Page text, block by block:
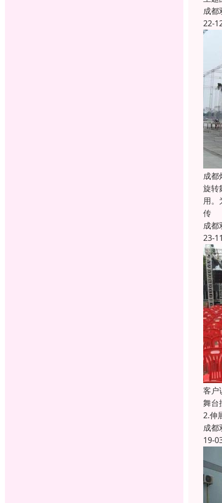
成都
22-
成都
旋转
用。
传
成都
23-
客户
舞台
2.伸
成都
19-